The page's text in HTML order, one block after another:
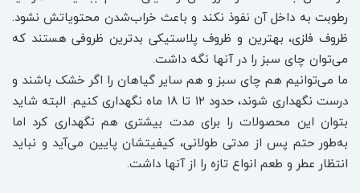
رطوبت به داخل آن نفوذ نکند و باعث خراب‌شدن محتویاتش نشود.
ظروف فلزی، بهترین و ظروف پلاستیکی بدترین ظروفی هستند که
می‌توان چای سبز را در آنها نگه داشت.
ما می‌توانیم هم چای سبز و هم سایر گیاهان را اگر خشک باشند و
درست نگهداری شوند، حدود ۱۲ تا ۱۸ ماه نگهداری کنیم. البته شاید
بتوان این محصولات را برای مدت بیشتری هم نگهداری کرد اما
به‌طور حتم پس از مدتی طولانی، کیفیتشان پایین می‌آید و نباید
انتظار عطر و طعم انواع تازه را از آنها داشت.